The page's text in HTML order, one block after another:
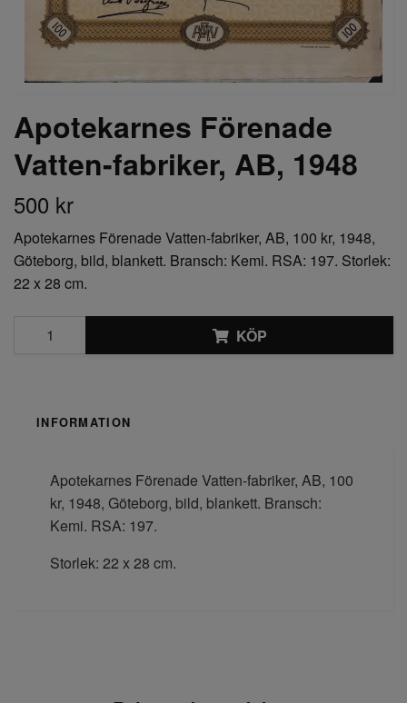
Apotekarnes Förenade
Vatten-fabriker, AB, 1948
500 kr
Apotekarnes Förenade Vatten-fabriker, AB, 100 kr, 1948,
Göteborg, bild, blankett. Bransch: Kemi. RSA: 197. Storlek:
22 x 28 cm.
KÖP
INFORMATION
Apotekarnes Förenade Vatten-fabriker, AB, 100
kr, 1948, Göteborg, bild, blankett. Bransch:
Kemi. RSA: 197.
Storlek: 22 x 28 cm.